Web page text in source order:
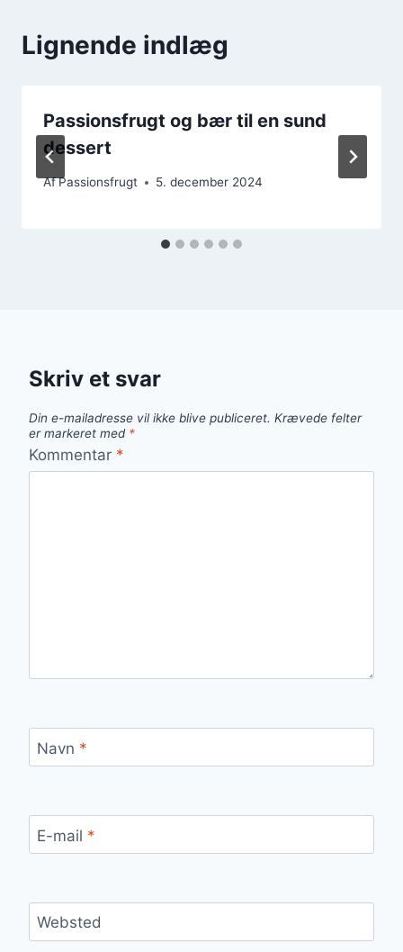
Lignende indlæg
Passionsfrugt og bær til en sund
dessert
AfPassionsfrugt 5. december 2024
Skriv et svar
Din e-mailadresse vil ikke blive publiceret. Krævede felter
er markeret med *
Kommentar *
Navn *
E-mail *
Websted